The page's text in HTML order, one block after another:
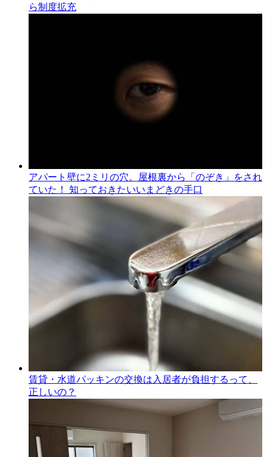
ら制度拡充
アパート壁に2ミリの穴。屋根裏から「のぞき」をされ
ていた！ 知っておきたいいまどきの手口
賃貸・水道パッキンの交換は入居者が負担するって、
正しいの？